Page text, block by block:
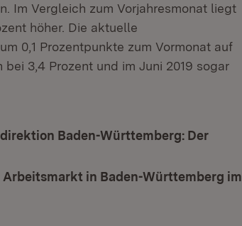
Im Vergleich zum Vorjahresmonat liegt
höher. Die aktuelle
0,1 Prozentpunkte zum Vormonat auf
3,4 Prozent und im Juni 2019 sogar
Baden-Württemberg: Der
in Baden-Württemberg im